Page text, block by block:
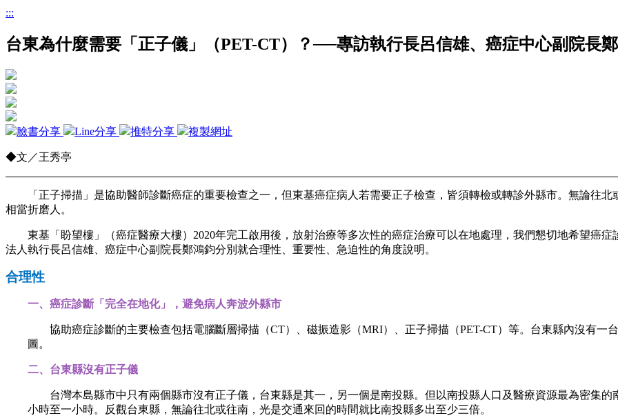
:::
台東為什麼需要「正子儀」（PET-CT）？──專訪執行長呂信雄、癌症中心副院長
臉書分享 Line分享 推特分享 複製網址
◆文／王秀亭
「正子掃描」是協助醫師診斷癌症的重要檢查之一，但東基癌症病人若需要正子檢查，皆須轉檢或轉診外縣市。無論往北
相當折磨人。
東基 「盼望樓」（癌症醫療大樓） 2020年完工啟用後，放射治療等多次性的癌症治療可以在地處理，我們懇切地希望癌
法人執行長呂信雄、 癌症中心副院長鄭鴻鈞分別 就合理性、重要性、急迫性的角度說明。
合理性
一、癌症診斷「完全在地化」，避免病人奔波外縣市
協助癌症診斷的主要檢查包括電腦斷層掃描（CT）、磁振造影（MRI）、正子掃描（PET-CT）等。台東縣內沒有一
圖。
二、台東縣沒有正子儀
台灣本島縣市中只有兩個縣市沒有正子儀，台東縣是其一，另一個是南投縣。但以南投縣人口及醫療資源最為密集的
小時至一小時。反觀台東縣，無論往北或往南，光是交通來回的時間就比南投縣多出至少三倍。